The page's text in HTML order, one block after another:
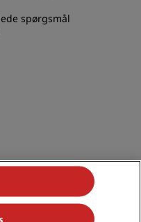
spørgsmål